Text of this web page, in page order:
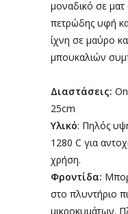
μοναδικό σε
πετρώδης υφή
ίχνη σε μαύρο
μπουκαλιών
Διαστάσεις:
25cm
Υλικό: Πηλός
1280 C για
χρήση.
Φροντίδα:
στο πλυντήριο
μικροκυμάτων.